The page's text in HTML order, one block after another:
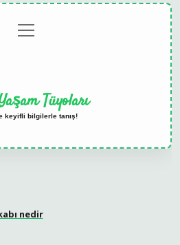
menüyü
aç
Tüyoları
keyifli bilgilerle tanış!
nedir